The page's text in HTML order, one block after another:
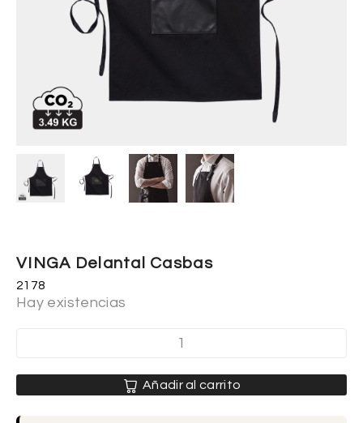
VINGA Delantal Casbas
2178
Hay existencias
Añadir al carrito